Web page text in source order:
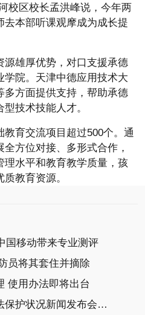
校区校长孟洪峰说，今年两
本部听课观摩成为成长提
源雄厚优势，对口支援承德
院。天津中德应用技术大
多方面提供支持，帮助承德
技术技能人才。
教育交流项目超过500个。通
方位对接、多形式合作，
理水平和教育教学质量，孩
教育资源。
国移动带来专业测评
员将其套住并摘除
使用办法即将出台
泉州法院知识产权刑事司法保护状况新闻发布会召开